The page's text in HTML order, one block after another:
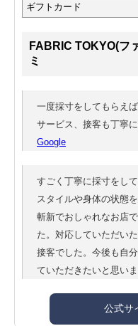
ギフトカード
FABRIC TOKYO(フ
ミ
一度採寸をしてもらえ
サービス、接客も丁寧
Google
すごく丁寧に採寸をし
スタイルや身体の状態
斬新でおしゃれなお店
た。対応していただい
接客でした。今後も自
ていただきたいと思いま
公式サ